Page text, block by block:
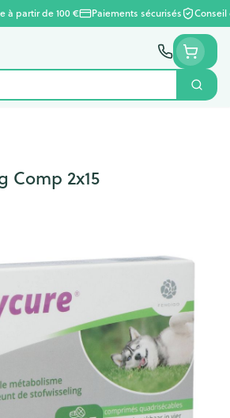
à partir de 100 € Paiements sécurisés
Comp 2x15